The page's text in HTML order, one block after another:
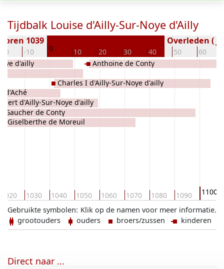
Tijdbalk Louise d'Ailly-Sur-Noye d'Ailly
-10 0 10 20 30 40 50 60
1039 Overleden (
1020 1030 1040 1050 1060 1070 1080 1090 1100
d'ailly
d'Aché
d'Ailly-Sur-Noye d'ailly
Gaucher de Conty
Giselberthe de Moreuil
Charles I d'Ailly-Sur-Noye d'ailly
Anthoine de Conty
Klik op de namen voor meer informatie.
Gebruikte symbolen:
grootouders
ouders broers/zussen kinderen
Direct naar ...